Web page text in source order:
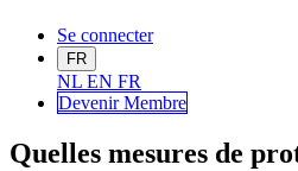
Se connecter
FR
NL EN FR
Devenir Membre
Quelles mesures de